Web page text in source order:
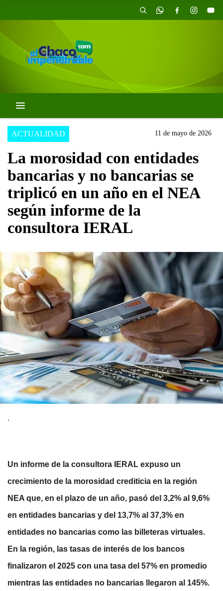
ACTUALIDAD 11 de mayo de 2026
La morosidad con entidades
bancarias y no bancarias se
triplicó en un año en el NEA
según informe de la
consultora IERAL
.
Un informe de la consultora IERAL expuso un
crecimiento de la morosidad crediticia en la región
NEA que, en el plazo de un año, pasó del 3,2% al 9,6%
en entidades bancarias y del 13,7% al 37,3% en
entidades no bancarias como las billeteras virtuales.
En la región, las tasas de interés de los bancos
finalizaron el 2025 con una tasa del 57% en promedio
mientras las entidades no bancarias llegaron al 145%.